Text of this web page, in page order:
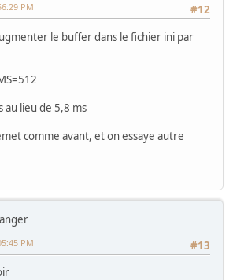
#12
PM
le buffer dans le fichier ini par
au lieu de 5,8 ms
comme avant, et on essaye autre
#13
PM